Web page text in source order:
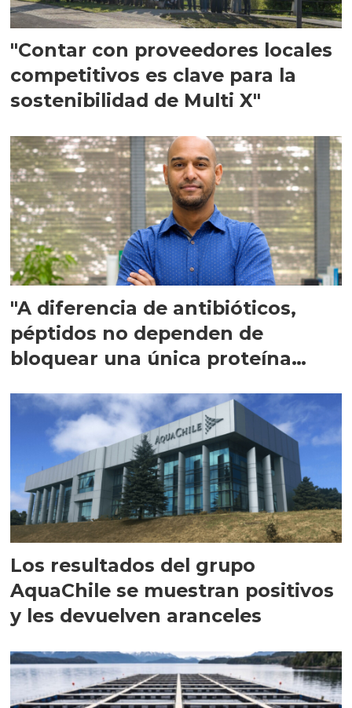
"Contar con proveedores locales
competitivos es clave para la
sostenibilidad de Multi X"
"A diferencia de antibióticos,
péptidos no dependen de
bloquear una única proteína
Los resultados del grupo
AquaChile se muestran positivos
y les devuelven aranceles